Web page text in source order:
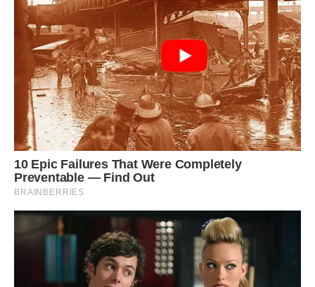
Ганна Дмитрівна запропонувала дітям спочатку переїхати
до них, щоб допомагати.
На роботі їй уже не було чого робити. Адже є пенсія. А
мати Тоні ще працювала і сильно допомагати їй не було
коли. Незабаром хлопцям виповнилося по 6 місяців.